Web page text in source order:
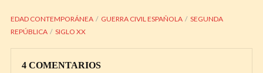
EDAD CONTEMPORÁNEA GUERRA CIVIL ESPAÑOLA
SEGUNDA
REPÚBLICA
SIGLO XX
4 COMENTARIOS